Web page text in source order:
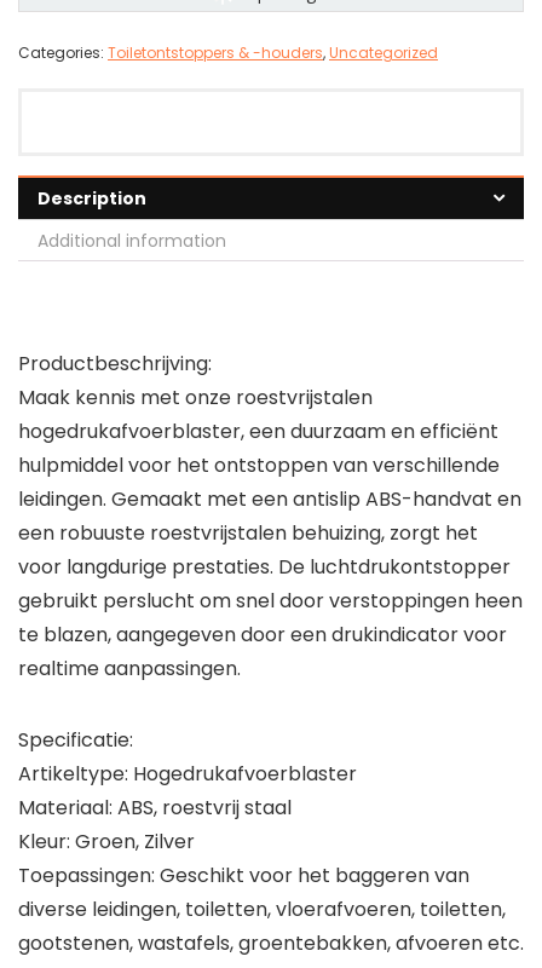
Categories: Toiletontstoppers & -houders,Uncategorized
Description
Additional information
Productbeschrijving:
Maak kennis met onze roestvrijstalen
hogedrukafvoerblaster, een duurzaam en efficiënt
hulpmiddel voor het ontstoppen van verschillende
leidingen. Gemaakt met een antislip ABS-handvat en
een robuuste roestvrijstalen behuizing, zorgt het
voor langdurige prestaties. De luchtdrukontstopper
gebruikt perslucht om snel door verstoppingen heen
te blazen, aangegeven door een drukindicator voor
realtime aanpassingen.
Specificatie:
Artikeltype: Hogedrukafvoerblaster
Materiaal: ABS, roestvrij staal
Kleur: Groen, Zilver
Toepassingen: Geschikt voor het baggeren van
diverse leidingen, toiletten, vloerafvoeren, toiletten,
gootstenen, wastafels, groentebakken, afvoeren etc.